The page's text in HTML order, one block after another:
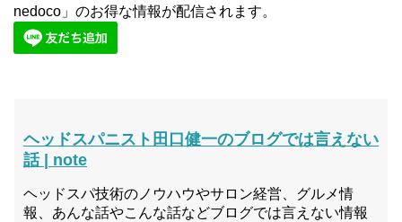
nedoco」のお得な情報が配信されます。
ヘッドスパニスト田口健一のブログでは言えない
話 | note
ヘッドスパ技術のノウハウやサロン経営、グルメ情
報、あんな話やこんな話などブログでは言えない情報